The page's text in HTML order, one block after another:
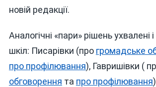
новій редакції.
Аналогічні «пари» рішень ухвалені
шкіл: Писарівки (про громадське
про профілювання), Гавришівки (
обговорення та про профілювання